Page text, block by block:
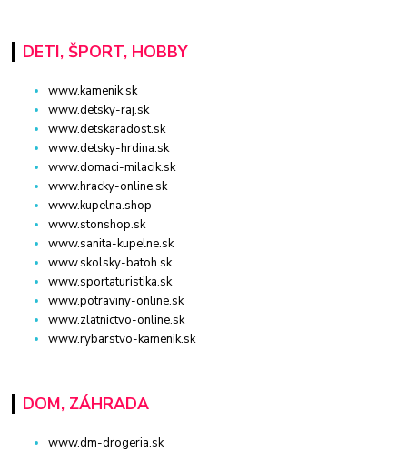
DETI, ŠPORT, HOBBY
www.kamenik.sk
www.detsky-raj.sk
www.detskaradost.sk
www.detsky-hrdina.sk
www.domaci-milacik.sk
www.hracky-online.sk
www.kupelna.shop
www.stonshop.sk
www.sanita-kupelne.sk
www.skolsky-batoh.sk
www.sportaturistika.sk
www.potraviny-online.sk
www.zlatnictvo-online.sk
www.rybarstvo-kamenik.sk
DOM, ZÁHRADA
www.dm-drogeria.sk